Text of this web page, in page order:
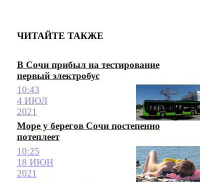
ЧИТАЙТЕ ТАКЖЕ
В Сочи прибыл на тестирование
первый электробус
10:43
4 ИЮЛ
2021
Море у берегов Сочи постепенно
потеплеет
10:25
18 ИЮН
2021